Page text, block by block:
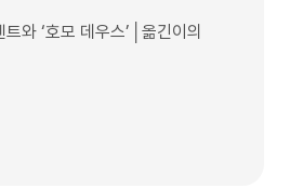
와 ‘호모 데우스’│옮긴이의